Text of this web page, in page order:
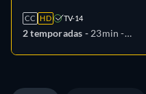
CC HD TV-14
2 temporadas - 23min -